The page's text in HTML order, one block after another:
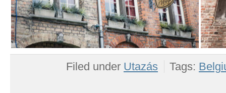
Filed under Utazás Tags: